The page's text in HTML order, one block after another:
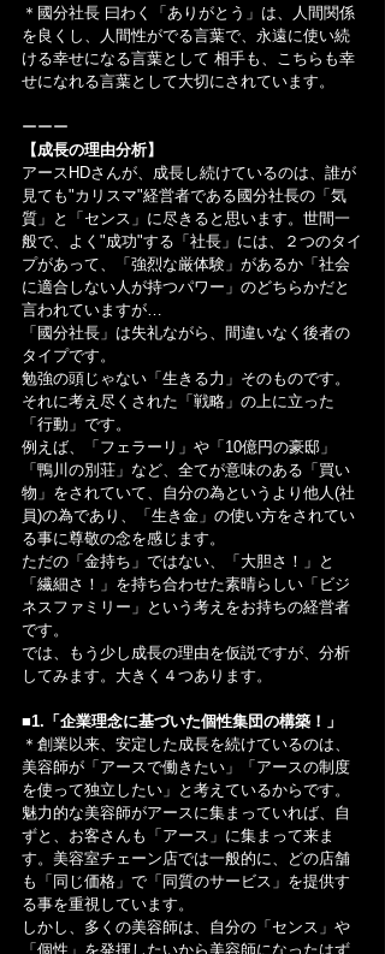
＊國分社長 曰わく「ありがとう」は、人間関係
を良くし、人間性がでる言葉で、永遠に使い続
ける幸せになる言葉として 相手も、こちらも幸
せになれる言葉として大切にされています。
ーーー
【成長の理由分析】
アースHDさんが、成長し続けているのは、誰が
見ても"カリスマ"経営者である國分社長の「気
質」と「センス」に尽きると思います。世間一
般で、よく"成功"する「社長」には、２つのタイ
プがあって、「強烈な厳体験」があるか「社会
に適合しない人が持つパワー」のどちらかだと
言われていますが…
「國分社長」は失礼ながら、間違いなく後者の
タイプです。
勉強の頭じゃない「生きる力」そのものです。
それに考え尽くされた「戦略」の上に立った
「行動」です。
例えば、「フェラーリ」や「10億円の豪邸」
「鴨川の別荘」など、全てが意味のある「買い
物」をされていて、自分の為というより他人(社
員)の為であり、「生き金」の使い方をされてい
る事に尊敬の念を感じます。
ただの「金持ち」ではない、「大胆さ！」と
「繊細さ！」を持ち合わせた素晴らしい「ビジ
ネスファミリー」という考えをお持ちの経営者
です。
では、もう少し成長の理由を仮説ですが、分析
してみます。大きく４つあります。
■1.「企業理念に基づいた個性集団の構築！」
＊創業以来、安定した成長を続けているのは、
美容師が「アースで働きたい」「アースの制度
を使って独立したい」と考えているからです。
魅力的な美容師がアースに集まっていれば、自
ずと、お客さんも「アース」に集まって来ま
す。美容室チェーン店では一般的に、どの店舗
も「同じ価格」で「同質のサービス」を提供す
る事を重視しています。
しかし、多くの美容師は、自分の「センス」や
「個性」を発揮したいから美容師になったはず